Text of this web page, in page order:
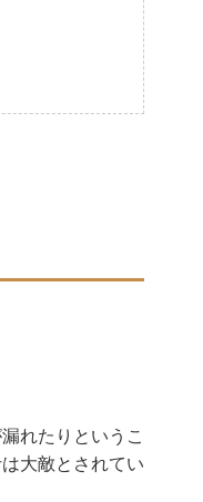
れたりというこ
大敵とされてい